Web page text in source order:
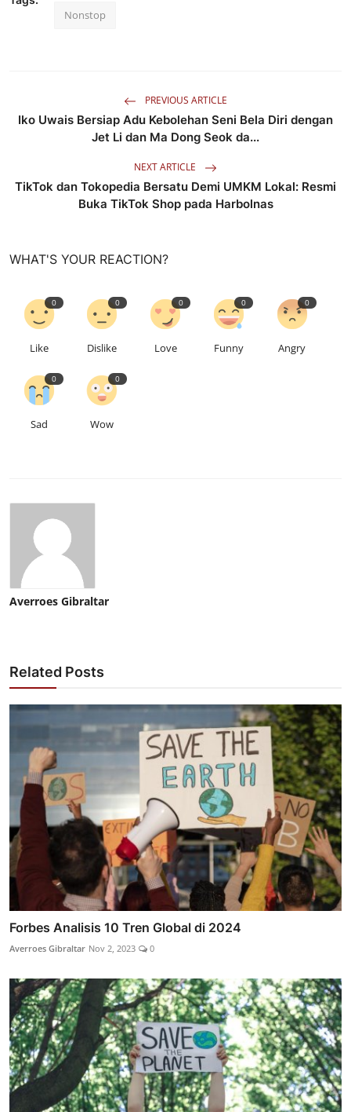
Nonstop
PREVIOUS ARTICLE
Iko Uwais Bersiap Adu Kebolehan Seni Bela Diri dengan
Jet Li dan Ma Dong Seok da...
NEXT ARTICLE
TikTok dan Tokopedia Bersatu Demi UMKM Lokal: Resmi
Buka TikTok Shop pada Harbolnas
WHAT'S YOUR REACTION?
0
Like
0
Dislike
0
Love
0
Funny
0
Angry
0
Sad
0
Wow
Averroes Gibraltar
Related Posts
Forbes Analisis 10 Tren Global di 2024
Averroes Gibraltar Nov 2, 2023 0